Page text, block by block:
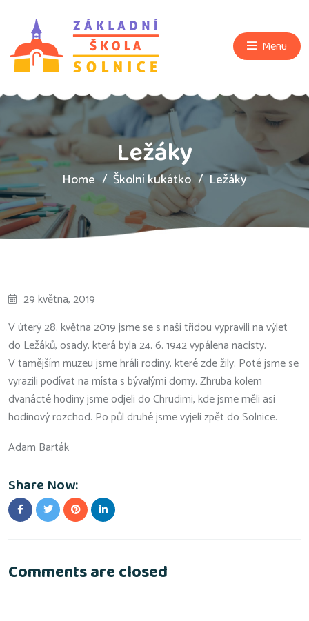
Menu
Ležáky
Home Školní kukátko Ležáky
29 května, 2019
V úterý 28. května 2019 jsme se s naší třídou vypravili na výlet
do Ležáků, osady, která byla 24. 6. 1942 vypálena nacisty.
V tamějším muzeu jsme hráli rodiny, které zde žily. Poté jsme se
vyrazili podívat na místa s bývalými domy. Zhruba kolem
dvanácté hodiny jsme odjeli do Chrudimi, kde jsme měli asi
hodinový rozchod. Po půl druhé jsme vyjeli zpět do Solnice.
Adam Barták
Share Now:
Comments are closed